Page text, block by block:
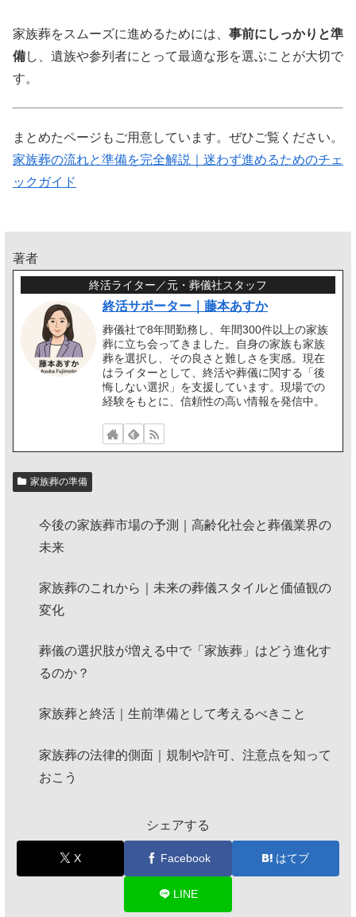
家族葬をスムーズに進めるためには、 事前にしっかりと準
備し、遺族や参列者にとって最適な形を選ぶことが大切で
す。
まとめたページもご用意しています。ぜひご覧ください。
家族葬の流れと準備を完全解説｜迷わず進めるためのチェ
ックガイド
著者
終活ライター／元・葬儀社スタッフ
終活サポーター｜藤本あすか
葬儀社で8年間勤務し、年間300件以上の家族
葬に立ち会ってきました。自身の家族も家族
葬を選択し、その良さと難しさを実感。現在
はライターとして、終活や葬儀に関する「後
悔しない選択」を支援しています。現場での
経験をもとに、信頼性の高い情報を発信中。
家族葬の準備
今後の家族葬市場の予測｜高齢化社会と葬儀業界の
未来
家族葬のこれから｜未来の葬儀スタイルと価値観の
変化
葬儀の選択肢が増える中で「家族葬」はどう進化す
るのか？
家族葬と終活｜生前準備として考えるべきこと
家族葬の法律的側面｜規制や許可、注意点を知って
おこう
シェアする
X Facebook はてブ
LINE